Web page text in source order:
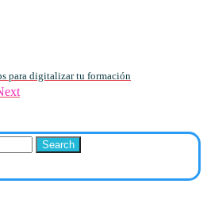
para digitalizar tu formación
Search